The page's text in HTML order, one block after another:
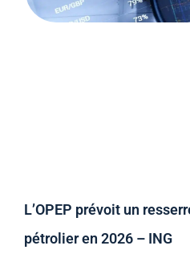
L’OPEP prévoit un
pétrolier en 2026 – ING